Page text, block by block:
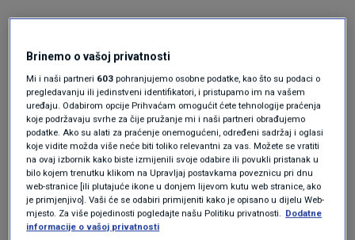
Oglas
Brinemo o vašoj privatnosti
Mi i naši partneri 603 pohranjujemo osobne podatke, kao što su podaci o
pregledavanju ili jedinstveni identifikatori, i pristupamo im na vašem
uređaju. Odabirom opcije Prihvaćam omogućit ćete tehnologije praćenja
koje podržavaju svrhe za čije pružanje mi i naši partneri obrađujemo
podatke. Ako su alati za praćenje onemogućeni, određeni sadržaj i oglasi
koje vidite možda više neće biti toliko relevantni za vas. Možete se vratiti
na ovaj izbornik kako biste izmijenili svoje odabire ili povukli pristanak u
bilo kojem trenutku klikom na Upravljaj postavkama poveznicu pri dnu
web-stranice [ili plutajuće ikone u donjem lijevom kutu web stranice, ako
je primjenjivo]. Vaši će se odabiri primijeniti kako je opisano u dijelu Web-
mjesto. Za više pojedinosti pogledajte našu Politiku privatnosti. Dodatne
informacije o vašoj privatnosti